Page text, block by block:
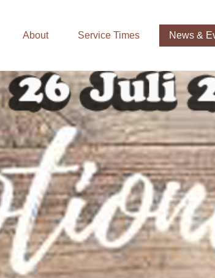
About Service Times News &